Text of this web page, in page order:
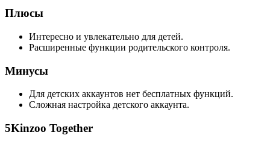
Плюсы
Интересно и увлекательно для детей.
Расширенные функции родительского контроля.
Минусы
Для детских аккаунтов нет бесплатных функций.
Сложная настройка детского аккаунта.
5Kinzoo Together